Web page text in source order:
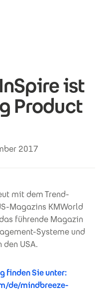
ist
Product
2017
mit dem Trend-
Magazins KMWorld
führende Magazin
Systeme und
USA.
finden Sie unter:
de/mindbreeze-